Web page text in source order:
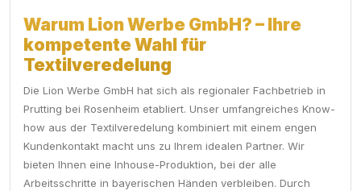
Warum Lion Werbe GmbH? – Ihre
kompetente Wahl für
Textilveredelung
Die Lion Werbe GmbH hat sich als regionaler Fachbetrieb in
Prutting bei Rosenheim etabliert. Unser umfangreiches Know-
how aus der Textilveredelung kombiniert mit einem engen
Kundenkontakt macht uns zu Ihrem idealen Partner. Wir
bieten Ihnen eine Inhouse-Produktion, bei der alle
Arbeitsschritte in bayerischen Händen verbleiben. Durch